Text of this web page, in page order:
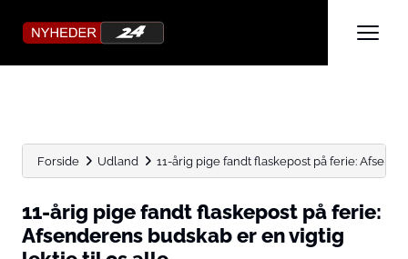
Forside Udland 11-årig pige fandt flaskepost på ferie:
11-årig pige fandt flaskepost på ferie:
Afsenderens budskab er en vigtig